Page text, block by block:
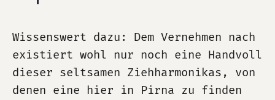
Wissenswert dazu: Dem Vernehmen nach
existiert wohl nur noch eine Handvoll
dieser seltsamen Ziehharmonikas, von
denen eine hier in Pirna zu finden